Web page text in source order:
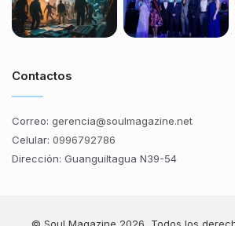
Contactos
Correo: gerencia@soulmagazine.net
Celular: 0996792786
Dirección: Guanguiltagua N39-54